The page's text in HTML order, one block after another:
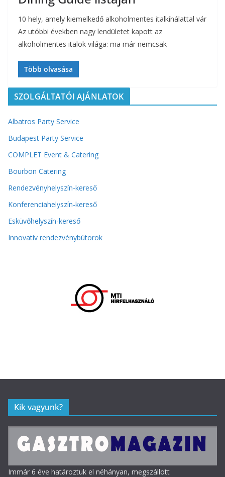
10 hely, amely kiemelkedő alkoholmentes italkínálattal vár
Az utóbbi években nagy lendületet kapott az
alkoholmentes italok világa: ma már nemcsak
Több olvasása
SZOLGÁLTATÓI AJÁNLATOK
Albatros Party Service
Budapest Party Service
COMPLET Event & Catering
Bourbon Catering
Rendezvényhelyszín-kereső
Konferenciahelyszín-kereső
Esküvőhelyszín-kereső
Innovatív rendezvénybútorok
Kik vagyunk?
Immár 6 éve határoztuk el néhányan, megszállott